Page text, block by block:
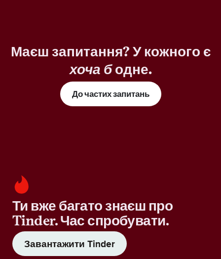
Маєш запитання? У кожного є
хоча бодне.
До частих запитань
Ти вже багато знаєш про
Tinder. Час спробувати.
Завантажити Tinder